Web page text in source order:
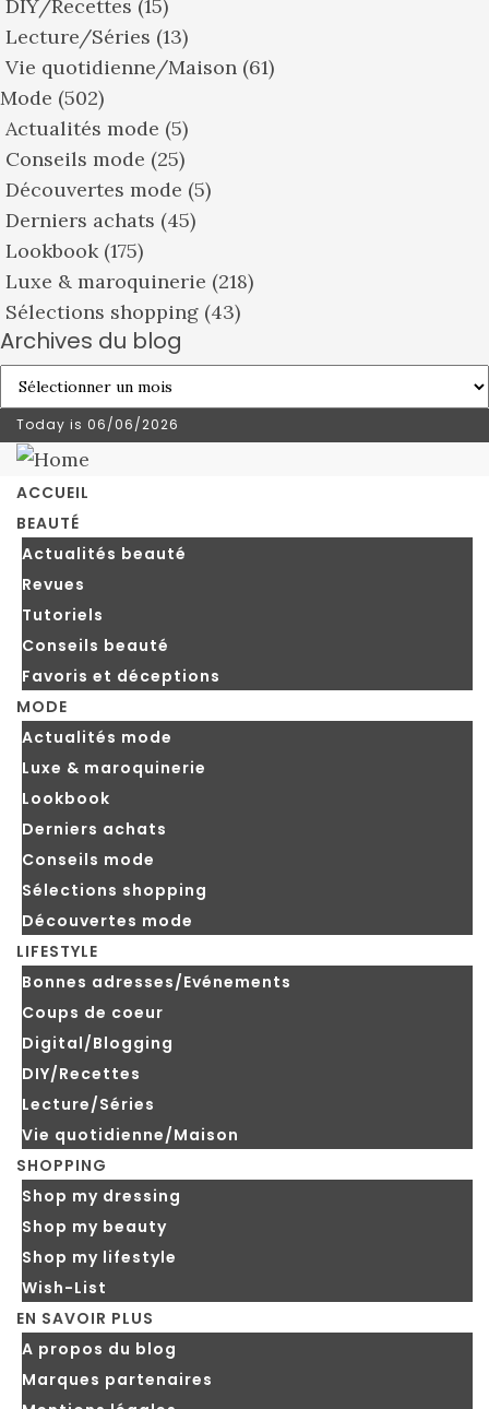
DIY/Recettes (15)
Lecture/Séries (13)
Vie quotidienne/Maison (61)
Mode (502)
Actualités mode (5)
Conseils mode (25)
Découvertes mode (5)
Derniers achats (45)
Lookbook(175)
Luxe & maroquinerie (218)
Sélections shopping (43)
Archives du blog
Archives
du
blog
Today is 06/06/2026
ACCUEIL
BEAUTÉ
Actualités beauté
Revues
Tutoriels
Conseils beauté
Favoris et déceptions
MODE
Actualités mode
Luxe & maroquinerie
Lookbook
Derniers achats
Conseils mode
Sélections shopping
Découvertes mode
LIFESTYLE
Bonnes adresses/Evénements
Coups de coeur
Digital/Blogging
DIY/Recettes
Lecture/Séries
Vie quotidienne/Maison
SHOPPING
Shop my dressing
Shop my beauty
Shop my lifestyle
Wish-List
EN SAVOIR PLUS
A propos du blog
Marques partenaires